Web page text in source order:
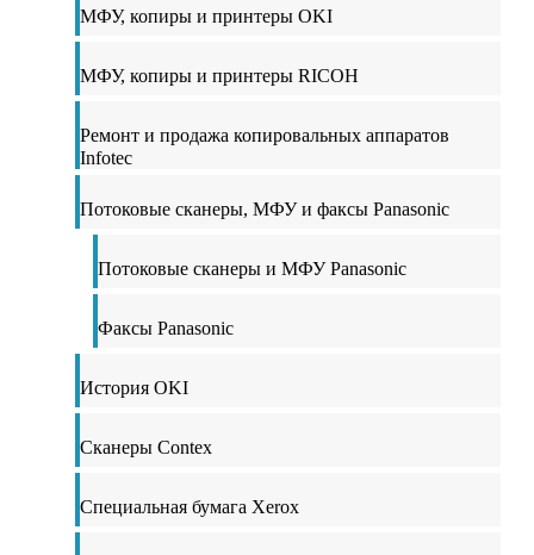
МФУ, копиры и принтеры OKI
МФУ, копиры и принтеры RICOH
Ремонт и продажа копировальных аппаратов
Infotec
Потоковые сканеры, МФУ и факсы Panasonic
Потоковые сканеры и МФУ Panasonic
Факсы Panasonic
История OKI
Сканеры Contex
Специальная бумага Xerox